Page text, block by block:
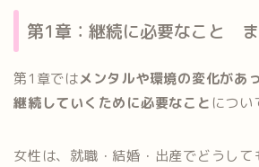
第1章：継続に必要なこと
第1章ではメンタルや環境の変化があ
継続していくために必要なこと につい
女性は、就職・結婚・出産でどうして